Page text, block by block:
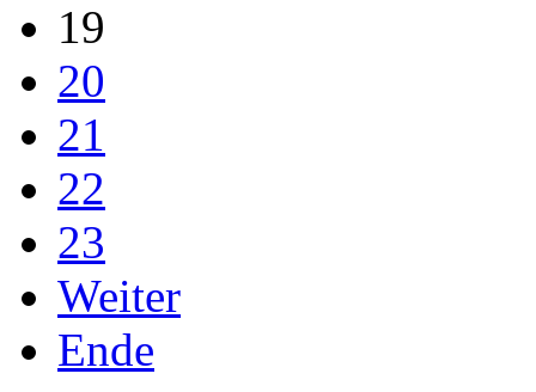
19
20
21
22
23
Weiter
Ende